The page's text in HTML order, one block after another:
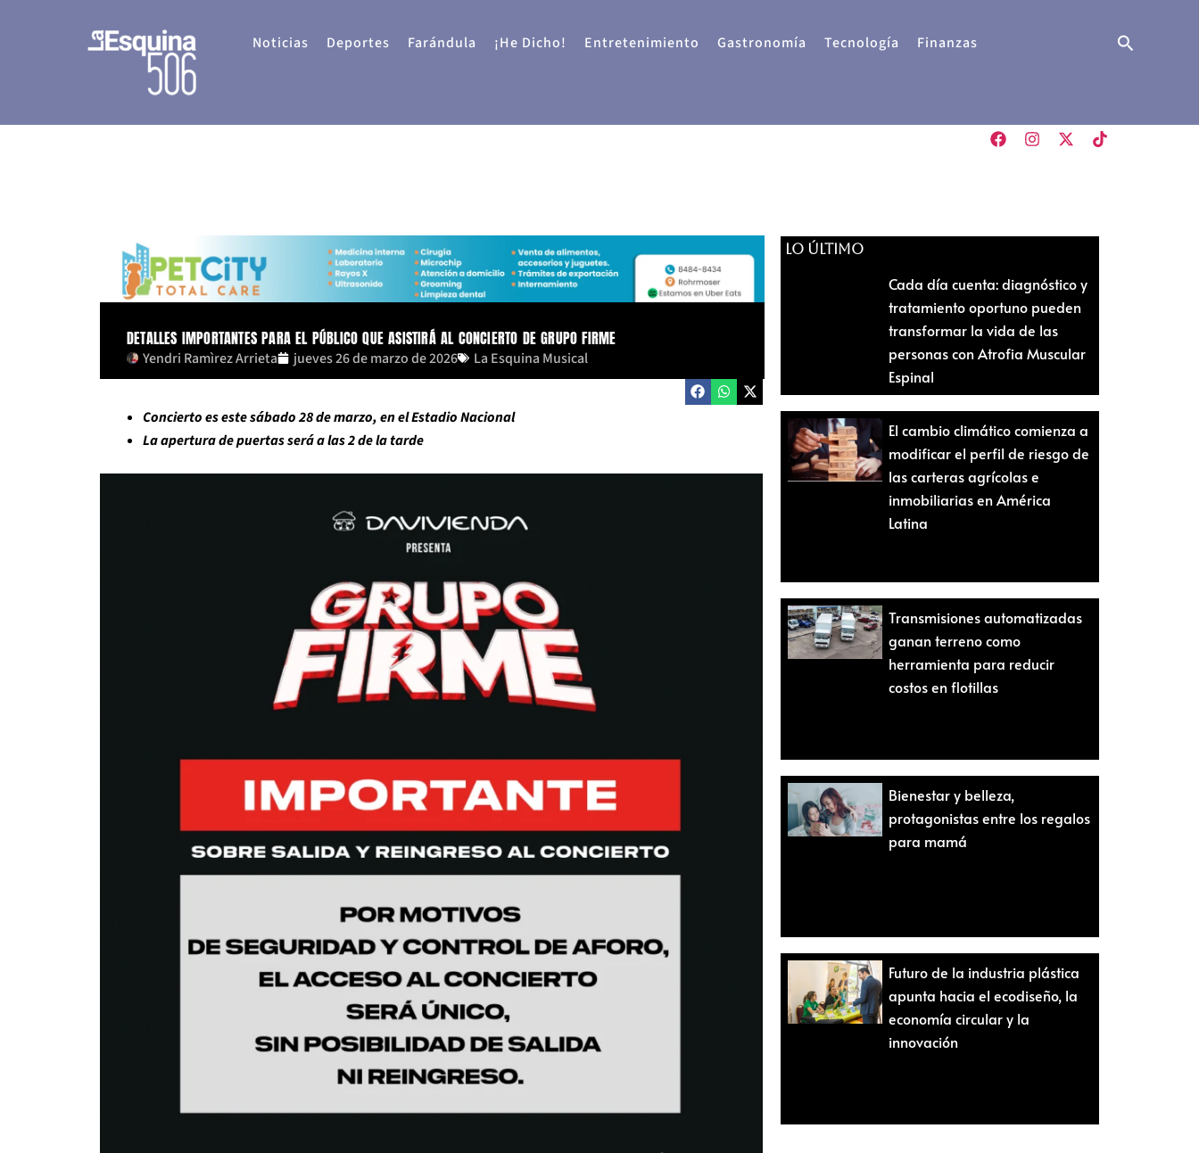
Noticias Deportes Farándula ¡He Dicho! Entretenimiento Gastronomía Tecnología Finanzas Buscar
DETALLES IMPORTANTES PARA EL PÚBLICO QUE ASISTIRÁ AL CONCIERTO DE GRUPO FIRME
Yendri Ramìrez Arrieta jueves 26 de marzo de 2026 La Esquina Musical
Concierto es este sábado 28 de marzo, en el Estadio Nacional
La apertura de puertas será a las 2 de la tarde
LO ÚLTIMO
Cada día cuenta: diagnóstico y
tratamiento oportuno pueden
transformar la vida de las
personas con Atrofia Muscular
Espinal
El cambio climático comienza a
modificar el perfil de riesgo de
las carteras agrícolas e
inmobiliarias en América
Latina
Transmisiones automatizadas
ganan terreno como
herramienta para reducir
costos en flotillas
Bienestar y belleza,
protagonistas entre los regalos
para mamá
Futuro de la industria plástica
apunta hacia el ecodiseño, la
economía circular y la
innovación